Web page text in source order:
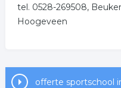
.tel. 0528-269508,
Hoogeveen
offerte sportschool